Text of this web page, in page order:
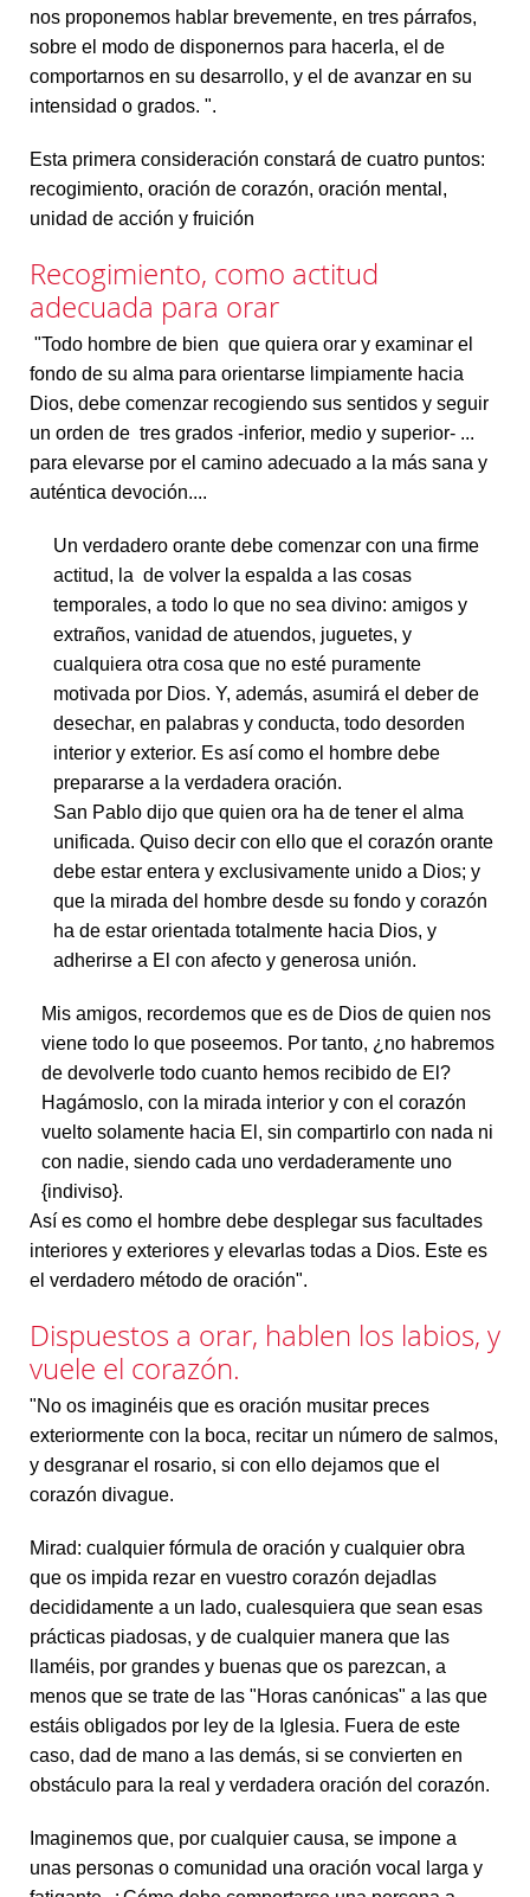
nos proponemos hablar brevemente, en tres párrafos,
sobre el modo de disponernos para hacerla, el de
comportarnos en su desarrollo, y el de avanzar en su
intensidad o grados. ".
Esta primera consideración constará de cuatro puntos:
recogimiento, oración de corazón, oración mental,
unidad de acción y fruición
Recogimiento, como actitud
adecuada para orar
"Todo hombre de bien que quiera orar y examinar el
fondo de su alma para orientarse limpiamente hacia
Dios, debe comenzar recogiendo sus sentidos y seguir
un orden de tres grados -inferior, medio y superior- ...
para elevarse por el camino adecuado a la más sana y
auténtica devoción....
Un verdadero orante debe comenzar con una firme
actitud, la de volver la espalda a las cosas
temporales, a todo lo que no sea divino: amigos y
extraños, vanidad de atuendos, juguetes, y
cualquiera otra cosa que no esté puramente
motivada por Dios. Y, además, asumirá el deber de
desechar, en palabras y conducta, todo desorden
interior y exterior. Es así como el hombre debe
prepararse a la verdadera oración.
San Pablo dijo que quien ora ha de tener el alma
unificada. Quiso decir con ello que el corazón orante
debe estar entera y exclusivamente unido a Dios; y
que la mirada del hombre desde su fondo y corazón
ha de estar orientada totalmente hacia Dios, y
adherirse a El con afecto y generosa unión.
Mis amigos, recordemos que es de Dios de quien nos
viene todo lo que poseemos. Por tanto, ¿no habremos
de devolverle todo cuanto hemos recibido de El?
Hagámoslo, con la mirada interior y con el corazón
vuelto solamente hacia El, sin compartirlo con nada ni
con nadie, siendo cada uno verdaderamente uno
{indiviso}.
Así es como el hombre debe desplegar sus facultades
interiores y exteriores y elevarlas todas a Dios. Este es
el verdadero método de oración".
Dispuestos a orar, hablen los labios, y
vuele el corazón.
"No os imaginéis que es oración musitar preces
exteriormente con la boca, recitar un número de salmos,
y desgranar el rosario, si con ello dejamos que el
corazón divague.
Mirad: cualquier fórmula de oración y cualquier obra
que os impida rezar en vuestro corazón dejadlas
decididamente a un lado, cualesquiera que sean esas
prácticas piadosas, y de cualquier manera que las
llaméis, por grandes y buenas que os parezcan, a
menos que se trate de las "Horas canónicas" a las que
estáis obligados por ley de la Iglesia. Fuera de este
caso, dad de mano a las demás, si se convierten en
obstáculo para la real y verdadera oración del corazón.
Imaginemos que, por cualquier causa, se impone a
unas personas o comunidad una oración vocal larga y